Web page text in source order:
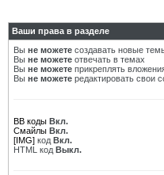
Ваши права в разделе
Вы не можете создавать новые
Вы не можете отвечать в темах
Вы не можете прикреплять
Вы не можете редактировать свои
BB коды Вкл.
Смайлы Вкл.
[IMG] код Вкл.
HTML код Выкл.